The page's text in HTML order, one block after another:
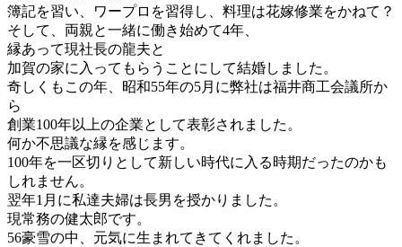
簿記を習い、ワープロを習得し、料理は花嫁修業をかねて？
そして、両親と一緒に働き始めて4年、
縁あって現社長の龍夫と
加賀の家に入ってもらうことにして結婚しました。
奇しくもこの年、昭和55年の5月に弊社は福井商工会議所か
ら
創業100年以上の企業として表彰されました。
何か不思議な縁を感じます。
100年を一区切りとして新しい時代に入る時期だったのかも
しれません。
翌年1月に私達夫婦は長男を授かりました。
現常務の健太郎です。
56豪雪の中、元気に生まれてきてくれました。